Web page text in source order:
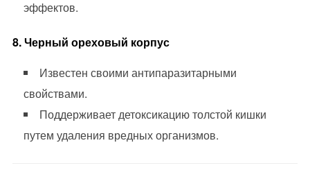
эффектов.
8. Черный ореховый корпус
Известен своими антипаразитарными
свойствами.
Поддерживает детоксикацию толстой кишки
путем удаления вредных организмов.